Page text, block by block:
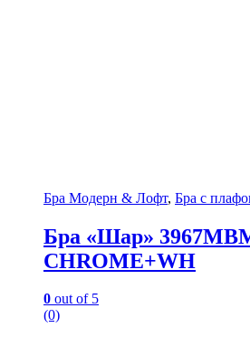
Бра Модерн & Лофт, Бра с
Бра «Шар»
CHROME+WH
0 out of 5
(0)